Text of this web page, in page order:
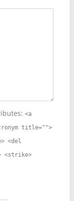
<a
title="">
<del
<strike>